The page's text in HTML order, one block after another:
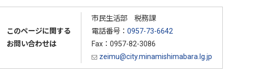
このページに関する
お問い合わせは
市民生活部 税務課
電話番号： 0957-73-6642
Fax：0957-82-3086
zeimu@city.minamishimabara.lg.jp